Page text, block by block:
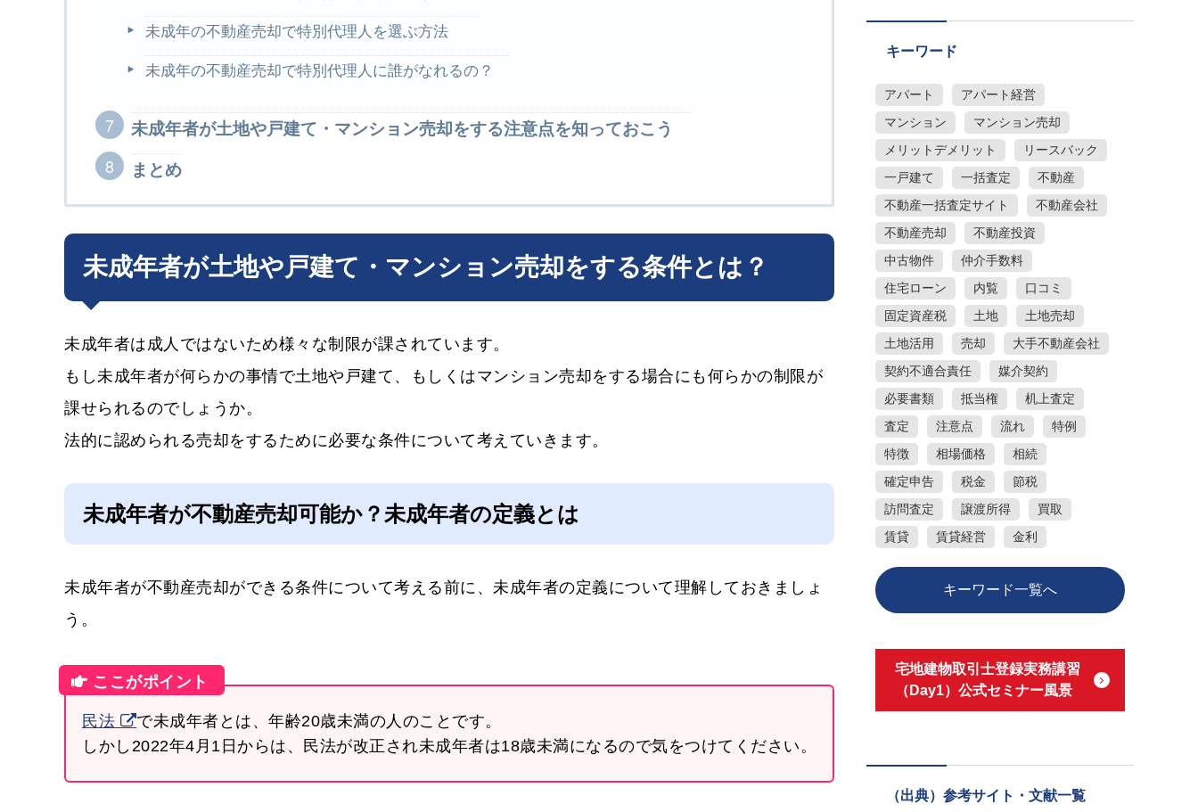
未成年の不動産売却で特別代理人を選ぶ方法
未成年の不動産売却で特別代理人に誰がなれるの？
未成年者が土地や戸建て・マンション売却をする注意点を知っておこう
まとめ
未成年者が土地や戸建て・マンション売却をする条件とは？
未成年者は成人ではないため様々な制限が課されています。
もし未成年者が何らかの事情で土地や戸建て、もしくはマンション売却をする場合にも何らかの制限が
課せられるのでしょうか。
法的に認められる売却をするために必要な条件について考えていきます。
未成年者が不動産売却可能か？未成年者の定義とは
未成年者が不動産売却ができる条件について考える前に、未成年者の定義について理解しておきましょ
う。
民法
で未成年者とは、年齢20歳未満の人のことです。
しかし2022年4月1日からは、民法が改正され未成年者は18歳未満になるので気をつけてください。
キーワード
アパート
アパート経営
マンション
マンション売却
メリットデメリット
リースバック
一戸建て
一括査定
不動産
不動産一括査定サイト
不動産会社
不動産売却
不動産投資
中古物件
仲介手数料
住宅ローン
内覧
口コミ
固定資産税
土地
土地売却
土地活用
売却
大手不動産会社
契約不適合責任
媒介契約
必要書類
抵当権
机上査定
査定
注意点 流れ
特例
特徴
相場価格
相続
確定申告
税金
節税
訪問査定
譲渡所得
買取
賃貸
賃貸経営 金利
キーワード一覧へ
宅地建物取引士登録実務講習
（Day1）公式セミナー風景
（出典）参考サイト・文献一覧